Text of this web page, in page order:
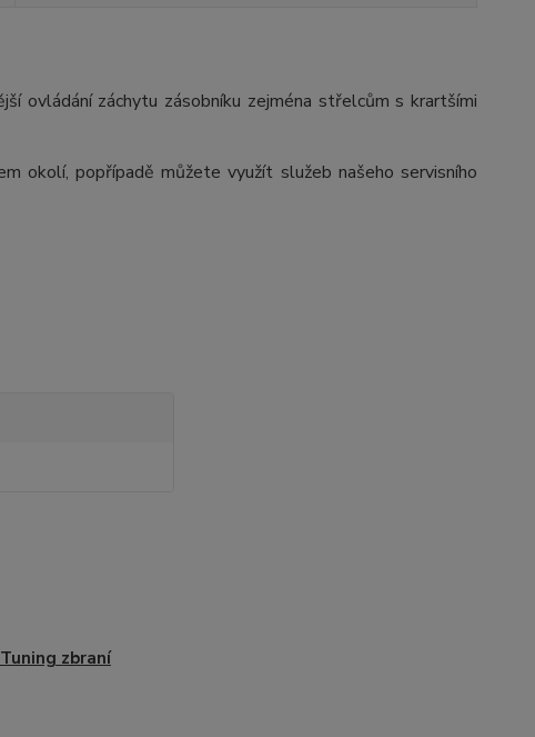
ovládání záchytu zásobníku zejména střelcům s krartšími
okolí, popřípadě můžete využít služeb našeho servisního
Tuning zbraní